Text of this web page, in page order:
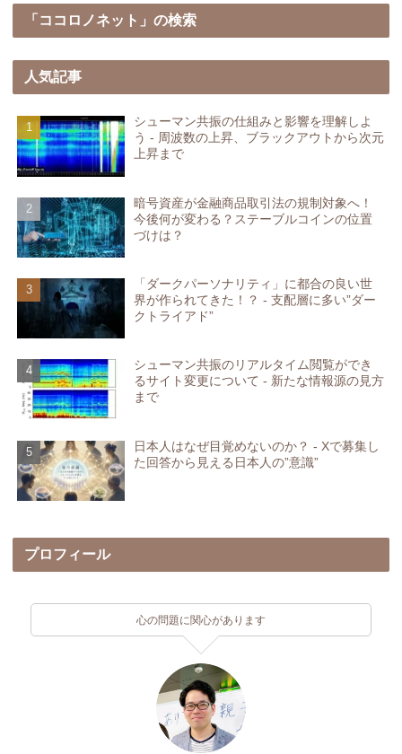
「ココロノネット」の検索
人気記事
シューマン共振の仕組みと影響を理解しよ
う - 周波数の上昇、ブラックアウトから次元
上昇まで
暗号資産が金融商品取引法の規制対象へ！
今後何が変わる？ステーブルコインの位置
づけは？
「ダークパーソナリティ」に都合の良い世
界が作られてきた！？ - 支配層に多い”ダー
クトライアド”
シューマン共振のリアルタイム閲覧ができ
るサイト変更について - 新たな情報源の見方
まで
日本人はなぜ目覚めないのか？ - Xで募集し
た回答から見える日本人の”意識”
プロフィール
心の問題に関心があります